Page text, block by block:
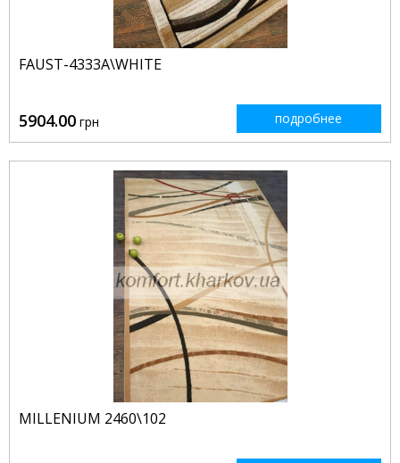
FAUST-4333A\WHITE
5904.00 грн подробнее
MILLENIUM 2460\102